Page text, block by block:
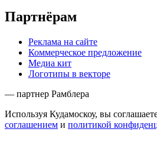
Партнёрам
Реклама на сайте
Коммерческое предложение
Медиа кит
Логотипы в векторе
— партнер Рамблера
Используя Кудамоскоу, вы
соглашением и политикой